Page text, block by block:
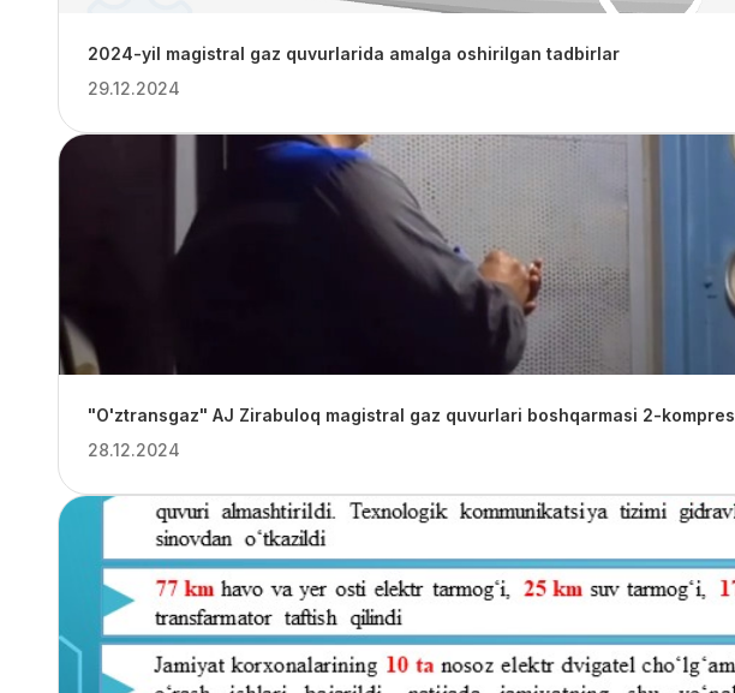
2024-yil magistral gaz quvurlarida amalga oshirilgan tadbirlar
29.12.2024
"O'ztransgaz" AJ Zirabuloq magistral gaz quvurlari boshqarmasi 2-
28.12.2024